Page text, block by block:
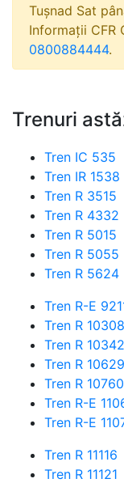
Tușnad Sat
Informații CFR
0800884444.
Trenuri
Tren IC 535
Tren IR 1538
Tren R 3515
Tren R 4332
Tren R 5015
Tren R 5055
Tren R 5624
Tren R-E
Tren R 10308
Tren R 10342
Tren R 10629
Tren R 10760
Tren R-E
Tren R-E
Tren R 11116
Tren R 11121